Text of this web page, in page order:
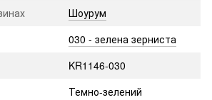
Шоурум
030 - зелена зерниста
KR1146-030
Темно-зелений